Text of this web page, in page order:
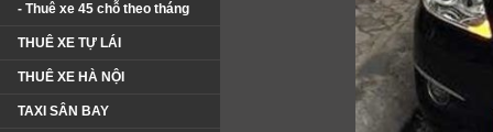
- Thuê xe 45 chỗ theo tháng
THUÊ XE TỰ LÁI
THUÊ XE HÀ NỘI
TAXI SÂN BAY